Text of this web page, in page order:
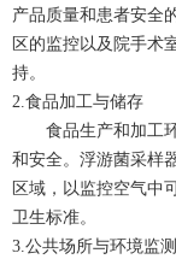
产品质量和患者安全
区的监控以及院手术
持。
2.食品加工与储存
食品生产和加工环
和安全。浮游菌采样
区域，以监控空气中
卫生标准。
3.公共场所与环境监测